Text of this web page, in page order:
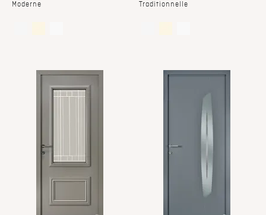
Moderne
Traditionnelle